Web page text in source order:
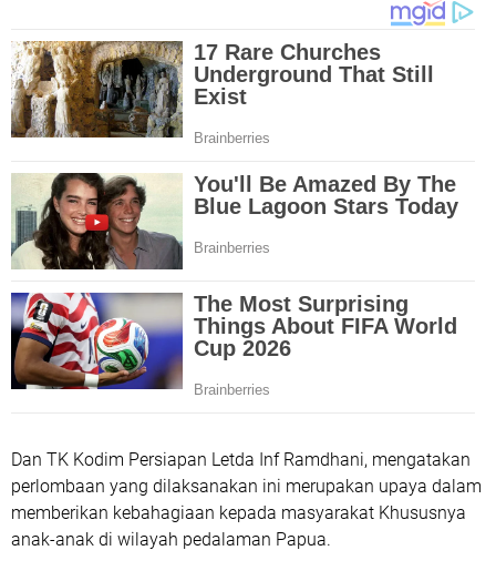
Dan TK Kodim Persiapan Letda Inf Ramdhani, mengatakan
perlombaan yang dilaksanakan ini merupakan upaya dalam
memberikan kebahagiaan kepada masyarakat Khususnya
anak-anak di wilayah pedalaman Papua.